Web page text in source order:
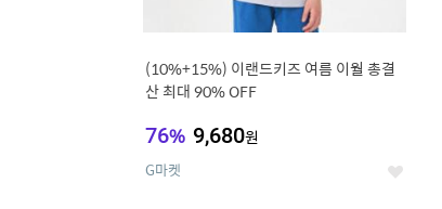
(10%+15%) 이랜드키즈 여름 이월 총결
산 최대 90% OFF
76% 9,680원
G마켓 좋